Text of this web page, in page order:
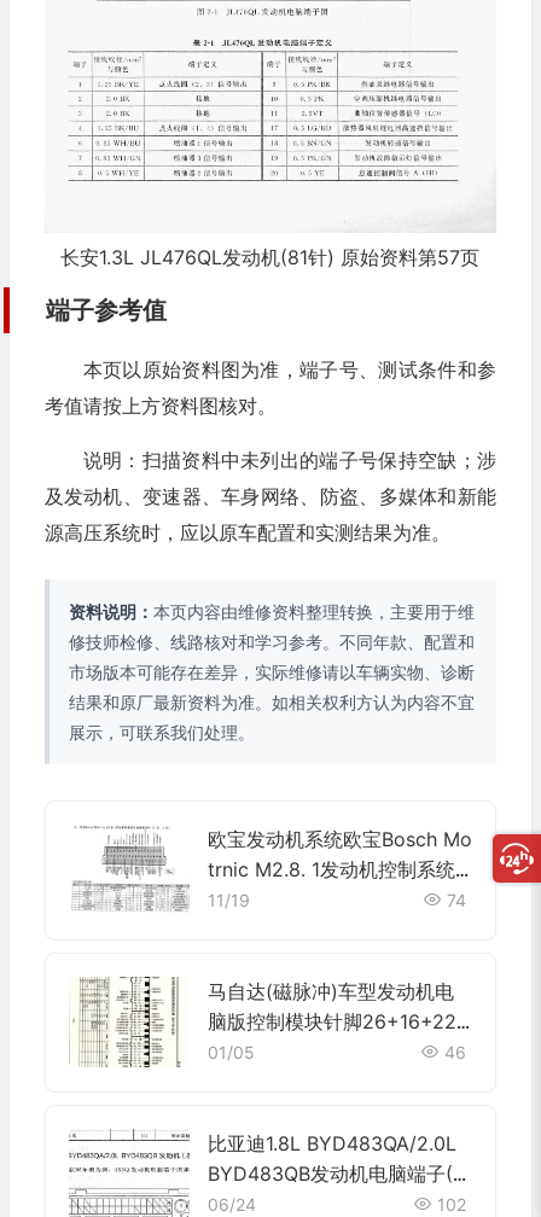
长安1.3L JL476QL发动机(81针) 原始资料第57页
端子参考值
本页以原始资料图为准，端子号、测试条件和参
考值请按上方资料图核对。
说明：扫描资料中未列出的端子号保持空缺；涉
及发动机、变速器、车身网络、防盗、多媒体和新能
源高压系统时，应以原车配置和实测结果为准。
资料说明： 本页内容由维修资料整理转换，主要用于维
修技师检修、线路核对和学习参考。不同年款、配置和
市场版本可能存在差异，实际维修请以车辆实物、诊断
结果和原厂最新资料为准。如相关权利方认为内容不宜
展示，可联系我们处理。
欧宝发动机系统欧宝Bosch Mo
trnic M2.8. 1发动机控制系统
电脑板55针(2.5L、3.0L)端子
11/19 74
马自达(磁脉冲)车型发动机电
脑版控制模块针脚26+16+22
针 端子图
01/05 46
比亚迪1.8L BYD483QA/2.0L
BYD483QB发动机电脑端子(8
1针)
06/24 102